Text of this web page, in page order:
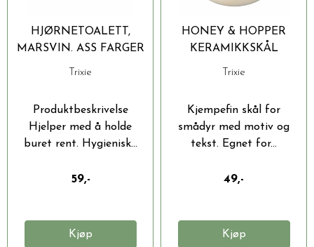
HJØRNETOALETT,
MARSVIN. ASS FARGER
Trixie
Produktbeskrivelse
Hjelper med å holde
buret rent. Hygienisk...
59,-
Kjøp
HONEY & HOPPER
KERAMIKKSKÅL
Trixie
Kjempefin skål for
smådyr med motiv og
tekst. Egnet for...
49,-
Kjøp